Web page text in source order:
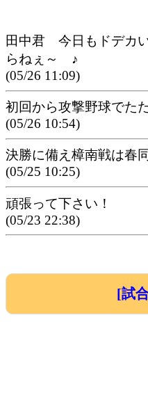
田中君 今日もドデカ
らねぇ～ ♪
(05/26 11:09)
初回から攻撃野球で
(05/26 10:54)
決勝に備え樟南戦は春
(05/25 10:25)
頑張って下さい！
(05/23 22:38)
[試